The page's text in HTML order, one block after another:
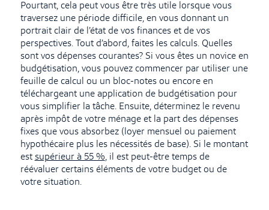
Pourtant, cela peut vous être très utile lorsque vous
traversez une période difficile, en vous donnant un
portrait clair de l’état de vos finances et de vos
perspectives. Tout d’abord, faites les calculs. Quelles
sont vos dépenses courantes? Si vous êtes un novice en
budgétisation, vous pouvez commencer par utiliser une
feuille de calcul ou un bloc-notes ou encore en
téléchargeant une application de budgétisation pour
vous simplifier la tâche. Ensuite, déterminez le revenu
après impôt de votre ménage et la part des dépenses
fixes que vous absorbez (loyer mensuel ou paiement
hypothécaire plus les nécessités de base). Si le montant
est supérieur à 55 %, il est peut-être temps de
réévaluer certains éléments de votre budget ou de
votre situation.